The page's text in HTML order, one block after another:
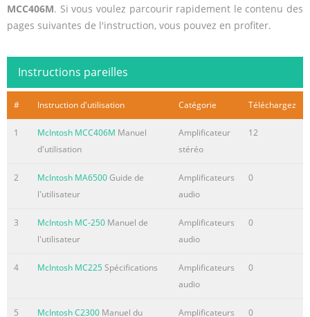
MCC406M. Si vous voulez parcourir rapidement le contenu des
pages suivantes de l'instruction, vous pouvez en profiter.
Instructions pareilles
# Instruction d'utilisation Catégorie Téléchargez
1 McIntosh MCC406M Manuel
d'utilisation
Amplificateur
stéréo
12
2 McIntosh MA6500Guide de
l'utilisateur
Amplificateurs
audio
0
3 McIntosh MC-250 Manuel de
l'utilisateur
Amplificateurs
audio
0
4 McIntosh MC225Spécifications
Amplificateurs
audio
0
5 McIntosh C2300 Manuel du
Amplificateurs
0